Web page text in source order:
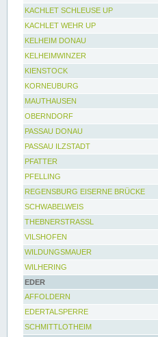
KACHLET SCHLEUSE UP
KACHLET WEHR UP
KELHEIM DONAU
KELHEIMWINZER
KIENSTOCK
KORNEUBURG
MAUTHAUSEN
OBERNDORF
PASSAU DONAU
PASSAU ILZSTADT
PFATTER
PFELLING
REGENSBURG EISERNE BRÜCKE
SCHWABELWEIS
THEBNERSTRASSL
VILSHOFEN
WILDUNGSMAUER
WILHERING
EDER
AFFOLDERN
EDERTALSPERRE
SCHMITTLOTHEIM